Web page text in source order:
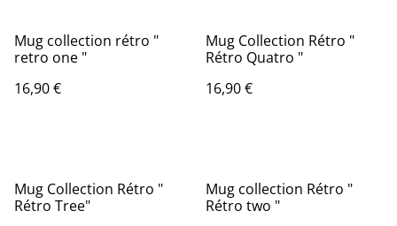
Mug collection rétro "
retro one "
16,90 €
Mug Collection Rétro "
Rétro Quatro "
16,90 €
Mug Collection Rétro "
Rétro Tree"
Mug collection Rétro "
Rétro two "